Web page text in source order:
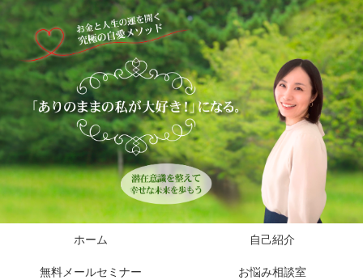
ホーム 自己紹介
無料メールセミナー お悩み相談室